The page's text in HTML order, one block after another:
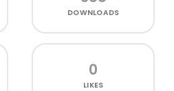
DOWNLOADS
0
LIKES